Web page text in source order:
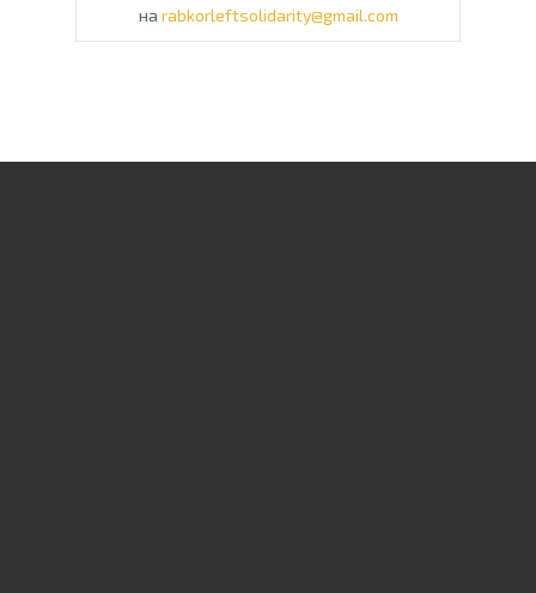
на rabkorleftsolidarity@gmail.com